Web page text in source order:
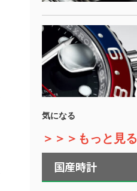
気になる
＞＞＞もっと見る
国産時計